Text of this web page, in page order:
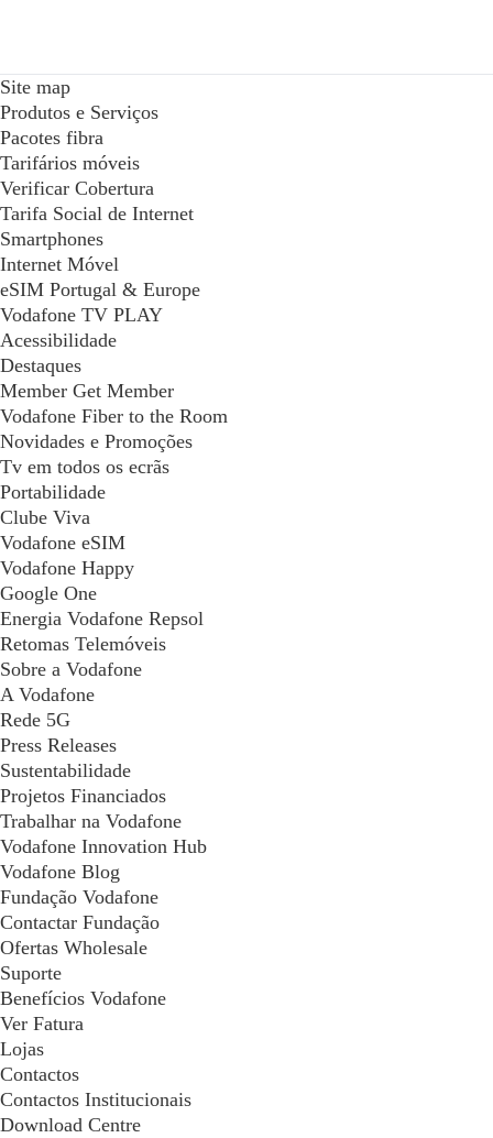
Site map
Produtos e Serviços
Pacotes fibra
Tarifários móveis
Verificar Cobertura
Tarifa Social de Internet
Smartphones
Internet Móvel
eSIM Portugal & Europe
Vodafone TV PLAY
Acessibilidade
Destaques
Member Get Member
Vodafone Fiber to the Room
Novidades e Promoções
Tv em todos os ecrãs
Portabilidade
Clube Viva
Vodafone eSIM
Vodafone Happy
Google One
Energia Vodafone Repsol
Retomas Telemóveis
Sobre a Vodafone
A Vodafone
Rede 5G
Press Releases
Sustentabilidade
Projetos Financiados
Trabalhar na Vodafone
Vodafone Innovation Hub
Vodafone Blog
Fundação Vodafone
Contactar Fundação
Ofertas Wholesale
Suporte
Benefícios Vodafone
Ver Fatura
Lojas
Contactos
Contactos Institucionais
Download Centre